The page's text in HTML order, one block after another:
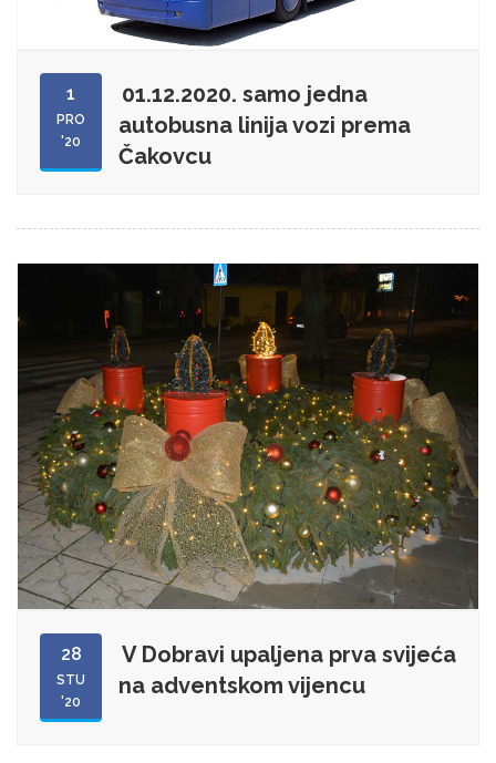
1
PRO
'20
01.12.2020. samo jedna
autobusna linija vozi prema
Čakovcu
28
STU
'20
V Dobravi upaljena prva svijeća
na adventskom vijencu